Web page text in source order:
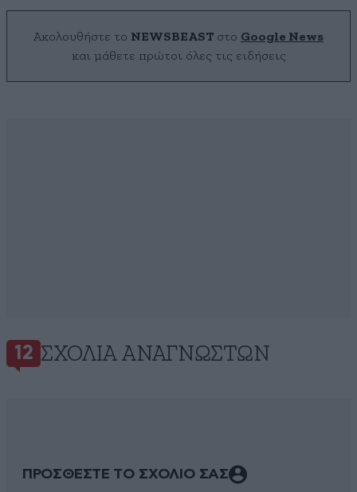
Ακολουθήστε το NEWSBEAST στο Google News
και μάθετε πρώτοι όλες τις ειδήσεις
12 ΣΧΌΛΙΑ ΑΝΑΓΝΩΣΤΏΝ
ΠΡΟΣΘΕΣΤΕ ΤΟ ΣΧΟΛΙΟ ΣΑΣ